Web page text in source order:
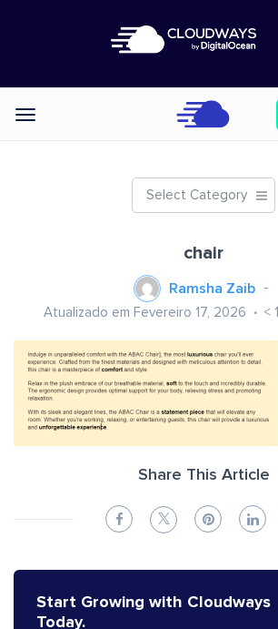
Categories
Select Category
chair
Ramsha Zaib
Atualizado em Fevereiro 17, 2026 < 1
Share This Article
Start Growing with Cloudways
Today.